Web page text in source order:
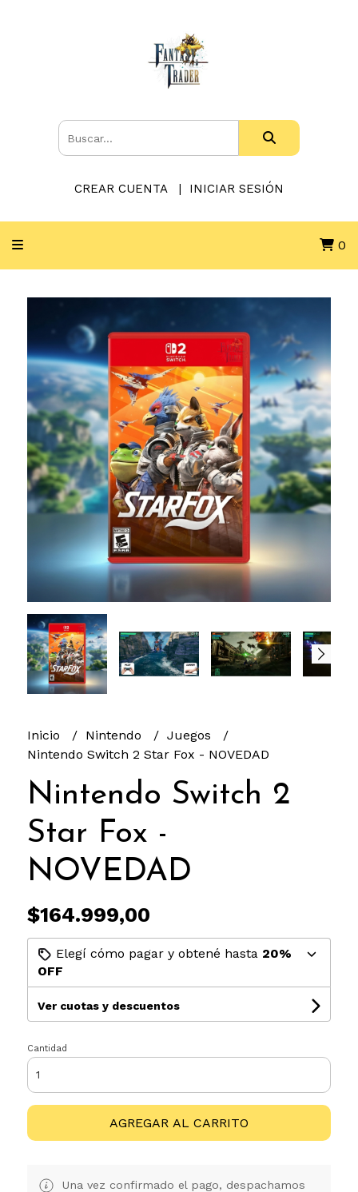
CREAR CUENTA INICIAR SESIÓN
0
Inicio Nintendo
Juegos
Nintendo Switch 2 Star Fox - NOVEDAD
Nintendo Switch 2
Star Fox -
NOVEDAD
$164.999,00
Elegí cómo pagar y obtené hasta 20%
OFF
Ver cuotas y descuentos
Cantidad
AGREGAR AL CARRITO
Una vez confirmado el pago, despachamos